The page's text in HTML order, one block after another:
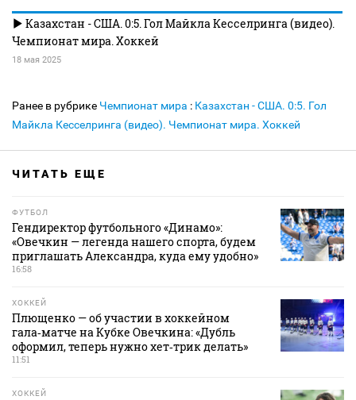
Казахстан - США. 0:5. Гол Майкла Кесселринга (видео).
Чемпионат мира. Хоккей
18 мая 2025
Ранее в рубрике Чемпионат мира : Казахстан - США. 0:5. Гол
Майкла Кесселринга (видео). Чемпионат мира. Хоккей
ЧИТАТЬ ЕЩЕ
ФУТБОЛ
Гендиректор футбольного «Динамо»:
«Овечкин — легенда нашего спорта, будем
приглашать Александра, куда ему удобно»
16:58
ХОККЕЙ
Плющенко — об участии в хоккейном
гала‑матче на Кубке Овечкина: «Дубль
оформил, теперь нужно хет‑трик делать»
11:51
ХОККЕЙ